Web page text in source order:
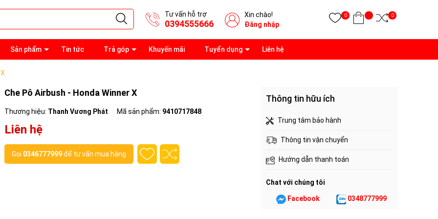
Tư vấn hỗ trợ
0394555666
Xin chào!
Đăng nhập
0 0
Sản phẩm Tin tức Trả góp Khuyến mãi Tuyển dụng Liên hệ
Che Pô Airbush - Honda Winner X
Thương hiệu: Thanh Vương Phát Mã sản phẩm: 9410717848
Liên hệ
Gọi 0346777999để tư vấn mua hàng
Thông tin hữu ích
Trung tâm bảo hành
Thông tin vận chuyển
Hướng dẫn thanh toán
Chat với chúng tôi
Facebook 0348777999